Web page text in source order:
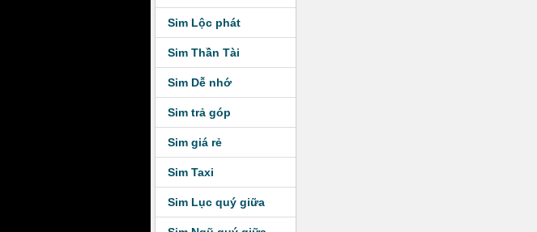
Sim Lộc phát
Sim Thần Tài
Sim Dễ nhớ
Sim trả góp
Sim giá rẻ
Sim Taxi
Sim Lục quý giữa